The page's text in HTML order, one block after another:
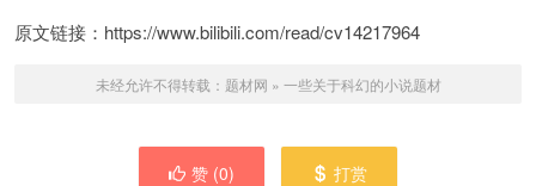
原文链接：https://www.bilibili.com/read/cv14217964
未经允许不得转载： 题材网 » 一些关于科幻的小说题材
赞 (0) 打赏